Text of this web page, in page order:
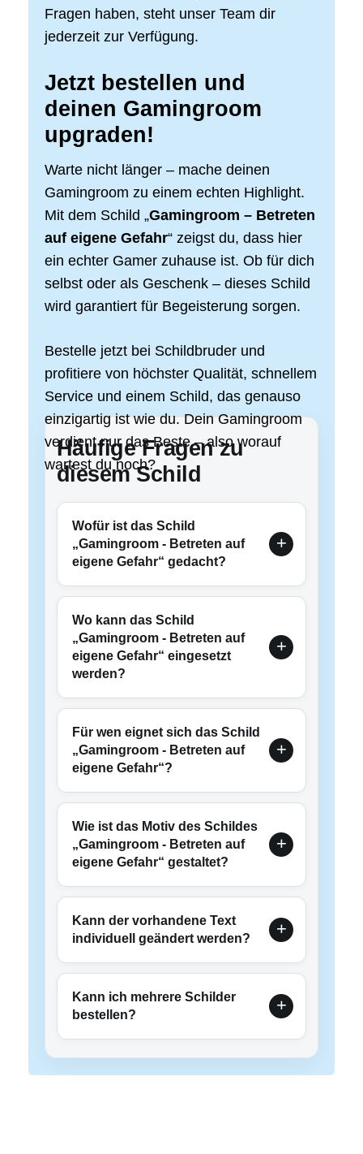
Fragen haben, steht unser Team dir
jederzeit zur Verfügung.
Jetzt bestellen und
deinen Gamingroom
upgraden!
Warte nicht länger – mache deinen
Gamingroom zu einem echten Highlight.
Mit dem Schild „Gamingroom – Betreten
auf eigene Gefahr“ zeigst du, dass hier
ein echter Gamer zuhause ist. Ob für dich
selbst oder als Geschenk – dieses Schild
wird garantiert für Begeisterung sorgen.
Bestelle jetzt bei Schildbruder und
profitiere von höchster Qualität, schnellem
Service und einem Schild, das genauso
einzigartig ist wie du. Dein Gamingroom
verdient nur das Beste – also worauf
wartest du noch?
Häufige Fragen zu
diesem Schild
Wofür ist das Schild
„Gamingroom - Betreten auf
eigene Gefahr“ gedacht?
Wo kann das Schild
„Gamingroom - Betreten auf
eigene Gefahr“ eingesetzt
werden?
Für wen eignet sich das Schild
„Gamingroom - Betreten auf
eigene Gefahr“?
Wie ist das Motiv des Schildes
„Gamingroom - Betreten auf
eigene Gefahr“ gestaltet?
Kann der vorhandene Text
individuell geändert werden?
Kann ich mehrere Schilder
bestellen?